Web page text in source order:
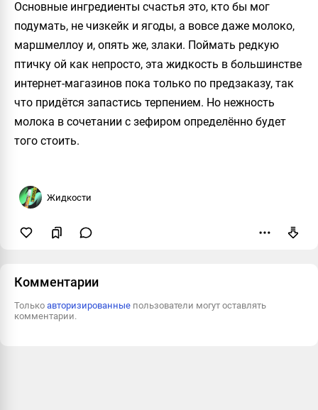
Основные ингредиенты счастья это, кто бы мог
подумать, не чизкейк и ягоды, а вовсе даже молоко,
маршмеллоу и, опять же, злаки. Поймать редкую
птичку ой как непросто, эта жидкость в большинстве
интернет-магазинов пока только по предзаказу, так
что придётся запастись терпением. Но нежность
молока в сочетании с зефиром определённо будет
того стоить.
Жидкости
Комментарии
Только авторизированные пользователи могут оставлять
комментарии.